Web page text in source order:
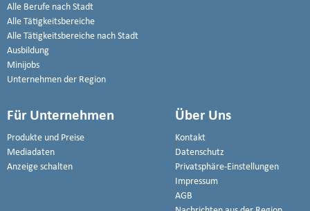
Alle Berufe nach Stadt
Alle Tätigkeitsbereiche
Alle Tätigkeitsbereiche nach Stadt
Ausbildung
Minijobs
Unternehmen der Region
Für Unternehmen
Produkte und Preise
Mediadaten
Anzeige schalten
Über Uns
Kontakt
Datenschutz
Privatsphäre-Einstellungen
Impressum
AGB